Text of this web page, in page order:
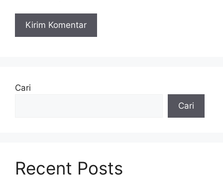
Cari
Cari
Recent Posts